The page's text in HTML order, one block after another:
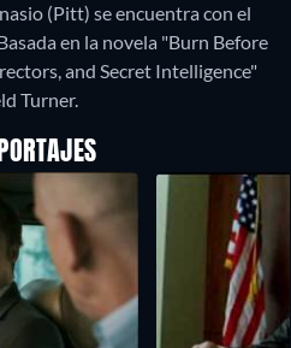
(Pitt) se encuentra con el
en la novela "Burn Before
and Secret Intelligence"
Turner.